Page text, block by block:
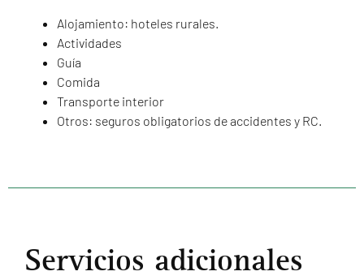
Alojamiento: hoteles rurales.
Actividades
Guía
Comida
Transporte interior
Otros: seguros obligatorios de accidentes y RC.
Servicios adicionales